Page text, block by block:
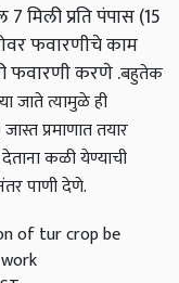
मिली प्रति पंपास (15
फवारणीचे काम
फवारणी करणे .बहुतेक
जाते त्यामुळे ही
प्रमाणात तयार
कळी येण्याची
पाणी देणे.
of tur crop be